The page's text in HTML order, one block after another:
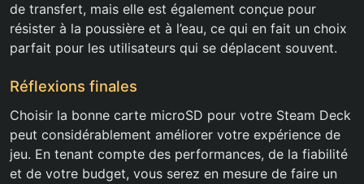
de transfert, mais elle est également conçue pour
résister à la poussière et à l’eau, ce qui en fait un choix
parfait pour les utilisateurs qui se déplacent souvent.
Réflexions finales
Choisir la bonne carte microSD pour votre Steam Deck
peut considérablement améliorer votre expérience de
jeu. En tenant compte des performances, de la fiabilité
et de votre budget, vous serez en mesure de faire un